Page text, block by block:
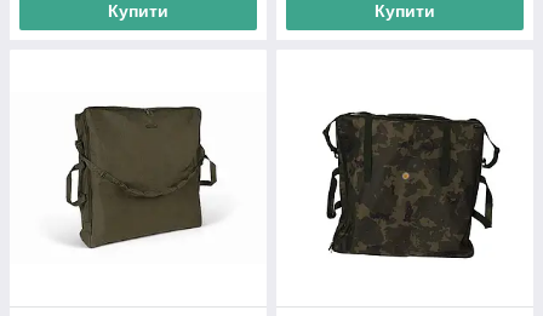
Купити Купити